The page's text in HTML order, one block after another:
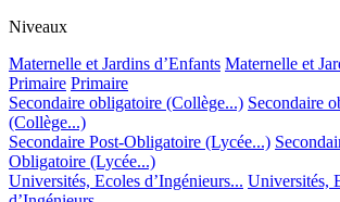
Niveaux
Maternelle et Jardins d’Enfants Maternelle et
Primaire Primaire
Secondaire obligatoire (Collège...) Secondaire
(Collège...)
Secondaire Post-Obligatoire (Lycée...)
Obligatoire (Lycée...)
Universités, Ecoles d’Ingénieurs... Universités,